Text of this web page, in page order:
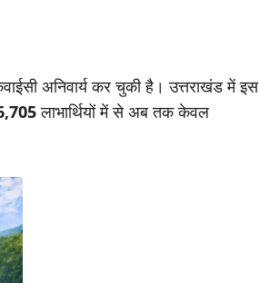
अनिवार्य कर चुकी है। उत्तराखंड में इस
लाभार्थियों में से अब तक केवल